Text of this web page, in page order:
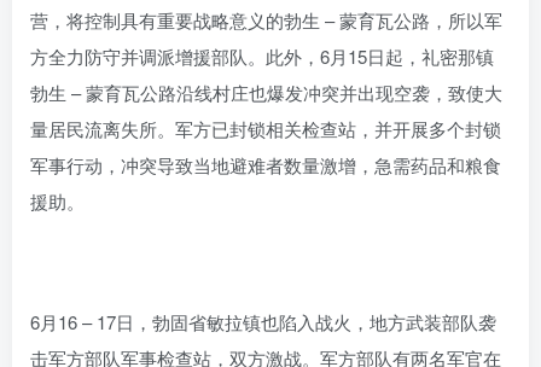
营，将控制具有重要战略意义的勃生 – 蒙育瓦公路，所以军
方全力防守并调派增援部队。此外，6月15日起，礼密那镇
勃生 – 蒙育瓦公路沿线村庄也爆发冲突并出现空袭，致使大
量居民流离失所。军方已封锁相关检查站，并开展多个封锁
军事行动，冲突导致当地避难者数量激增，急需药品和粮食
援助。
6月16 – 17日，勃固省敏拉镇也陷入战火，地方武装部队袭
击军方部队军事检查站，双方激战。军方部队有两名军官在